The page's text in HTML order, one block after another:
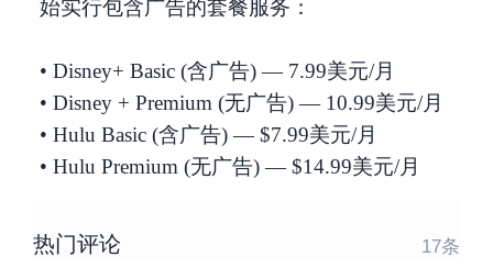
始实行包含广告的套餐服务：
• Disney+ Basic (含广告) — 7.99美元/月
• Disney + Premium (无广告) — 10.99美元/月
• Hulu Basic (含广告) — $7.99美元/月
• Hulu Premium (无广告) — $14.99美元/月
热门评论 17条